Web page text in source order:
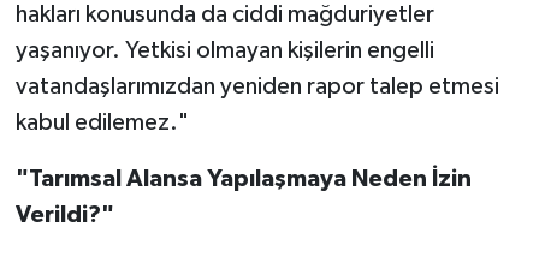
hakları konusunda da ciddi mağduriyetler
yaşanıyor. Yetkisi olmayan kişilerin engelli
vatandaşlarımızdan yeniden rapor talep etmesi
kabul edilemez."
"Tarımsal Alansa Yapılaşmaya Neden İzin
Verildi?"